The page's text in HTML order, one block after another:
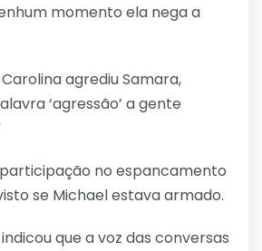
momento ela nega a
agrediu Samara,
‘agressão’ a gente
no espancamento
se Michael estava armado.
que a voz das conversas